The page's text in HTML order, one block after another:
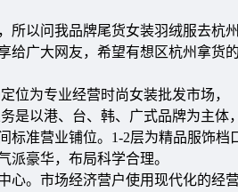
以问我品牌尾货女装羽绒服去杭
广大网友，希望有想区杭州拿货
位为专业经营时尚女装批发市场
是以港、台、韩、广式品牌为主体
标准营业铺位。1-2层为精品服饰档
派豪华，布局科学合理。
。市场经济营户使用现代化的经